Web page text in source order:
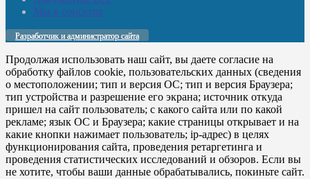
Мы в соцсетях
Разработчик и администратор сайта
Продолжая использовать наш сайт, вы даете согласие на
обработку файлов cookie, пользовательских данных (сведения
о местоположении; тип и версия ОС; тип и версия Браузера;
тип устройства и разрешение его экрана; источник откуда
пришел на сайт пользователь; с какого сайта или по какой
рекламе; язык ОС и Браузера; какие страницы открывает и на
какие кнопки нажимает пользователь; ip-адрес) в целях
функционирования сайта, проведения ретаргетинга и
проведения статистических исследований и обзоров. Если вы
не хотите, чтобы ваши данные обрабатывались, покиньте сайт.